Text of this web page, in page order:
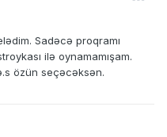
Sadəcə proqramı
ilə oynamamışam.
özün seçəcəksən.